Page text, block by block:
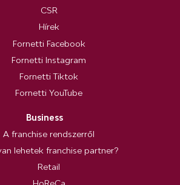
CSR
Hírek
Fornetti Facebook
Fornetti Instagram
Fornetti Tiktok
Fornetti YouTube
Business
A franchise rendszerről
lehetek franchise partner?
Retail